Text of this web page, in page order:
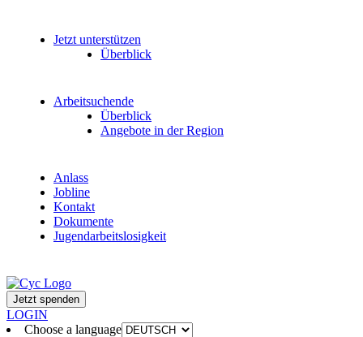
Jetzt unterstützen
Überblick
Arbeitsuchende
Überblick
Angebote in der Region
Anlass
Jobline
Kontakt
Dokumente
Jugendarbeitslosigkeit
Jetzt spenden
LOGIN
Choose a language